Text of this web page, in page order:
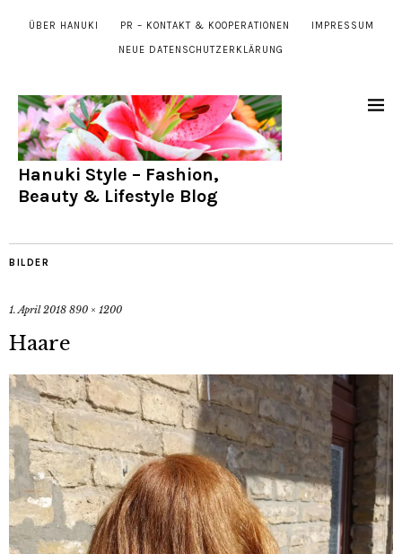
ÜBER HANUKI PR – KONTAKT & KOOPERATIONEN IMPRESSUM
NEUE DATENSCHUTZERKLÄRUNG
Hanuki Style – Fashion,
Beauty & Lifestyle Blog
BILDER
1. April 2018 890 × 1200
Haare